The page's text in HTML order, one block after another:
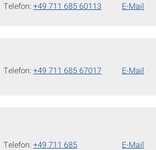
Telefon:+49 711 685 60113 E-Mail
Telefon:+49 711 685 67017 E-Mail
Telefon:+49 711 685 E-Mail